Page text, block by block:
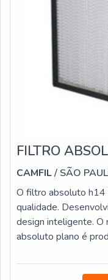
FILTRO
CAMFIL/ SÃO
O filtro absoluto h14
qualidade.
design inteligente.
absoluto plano é
galvanizado,